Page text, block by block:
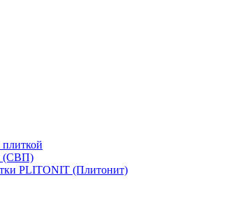
плиткой
(СВП)
PLITONIT (Плитонит)